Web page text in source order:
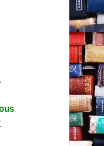
.